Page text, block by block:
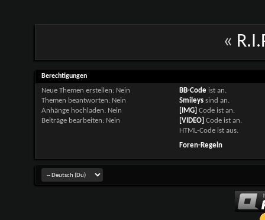
«
Berechtigungen
Neue Themen erstellen: Nein
Themen beantworten: Nein
Anhänge hochladen: Nein
Beiträge bearbeiten: Nein
BB-Codeist an.
Smileyssind an.
[IMG] Code ist an.
[VIDEO] Code ist an.
HTML-Code ist aus.
Foren-Regeln